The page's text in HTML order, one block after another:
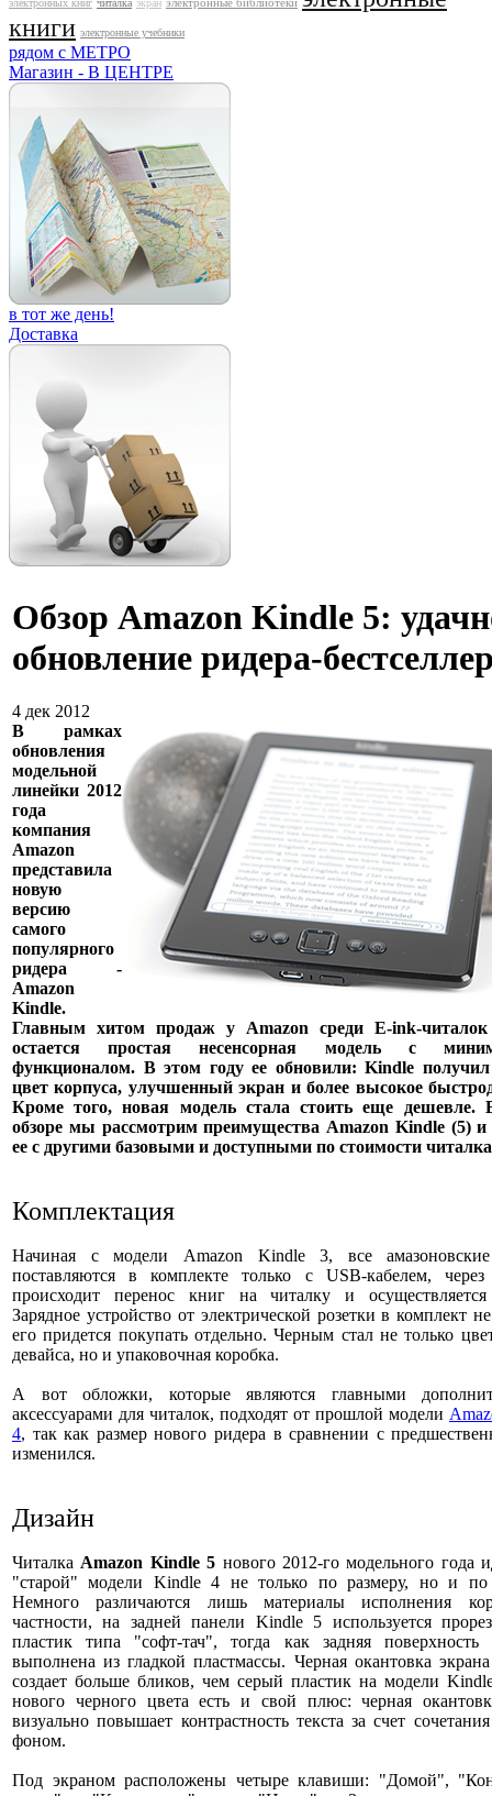
книги электронные учебники
рядом с МЕТРО
Магазин - В ЦЕНТРЕ
в тот же день!
Доставка
Обзор Amazon Kindle 5:
обновление ридера-
4 дек 2012
В рамках
обновления
модельной
линейки 2012
года
компания
Amazon
представила
новую
версию
самого
популярного
ридера -
Amazon
Kindle.
Главным хитом продаж у Amazon среди E-ink-
остается простая несенсорная модель с
функционалом. В этом году ее обновили: Kindle
цвет корпуса, улучшенный экран и более высокое
Кроме того, новая модель стала стоить еще
обзоре мы рассмотрим преимущества Amazon Kindle (5) и
ее с другими базовыми и доступными по стоимости
Комплектация
Начиная с модели Amazon Kindle 3, все
поставляются в комплекте только с USB-кабелем,
происходит перенос книг на читалку и осуществляется
Зарядное устройство от электрической розетки в комплект
его придется покупать отдельно. Черным стал не только
девайса, но и упаковочная коробка.
А вот обложки, которые являются главными
аксессуарами для читалок, подходят от прошлой модели
4, так как размер нового ридера в сравнении с
изменился.
Дизайн
ЧиталкаAmazon Kindle 5 нового 2012-го модельного года
"старой" модели Kindle 4 не только по размеру, но и по
Немного различаются лишь материалы исполнения
частности, на задней панели Kindle 5 используется
пластик типа "софт-тач", тогда как задняя
выполнена из гладкой пластмассы. Черная окантовка
создает больше бликов, чем серый пластик на модели
нового черного цвета есть и свой плюс: черная
визуально повышает контрастность текста за счет
фоном.
Под экраном расположены четыре клавиши: "Домой",